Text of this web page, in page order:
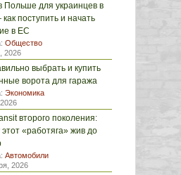
Польше для украинцев в
поступить и начать
в ЕС
Общество
2026
выбрать и купить
ворота для гаража
Экономика
второго поколения:
«работяга» жив до
Автомобили
2026